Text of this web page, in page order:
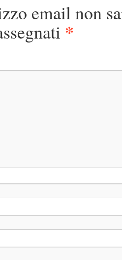
email non
*